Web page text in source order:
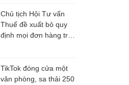
Chủ tịch Hội Tư vấn
Thuế đề xuất bỏ quy
định mọi đơn hàng trên
TikTok đóng cửa một
văn phòng, sa thải 250